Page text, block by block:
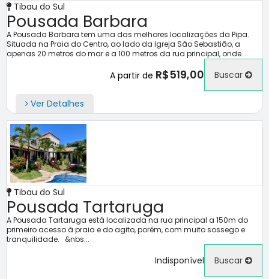
Tibau do Sul
Pousada Barbara
A Pousada Barbara tem uma das melhores localizações da Pipa.
Situada na Praia do Centro, ao lado da Igreja São Sebastião, a
apenas 20 metros do mar e a 100 metros da rua principal, onde...
A partir de R$519,00 Buscar
Ver Detalhes
Tibau do Sul
Pousada Tartaruga
A Pousada Tartaruga está localizada na rua principal a 150m do
primeiro acesso à praia e do agito, porém, com muito sossego e
tranquilidade. &nbs...
Indisponível Buscar